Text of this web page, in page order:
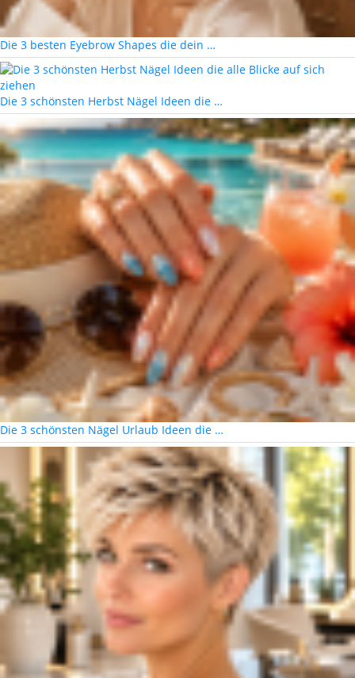
Die 3 besten Eyebrow Shapes die dein …
Die 3 schönsten Herbst Nägel Ideen die …
Die 3 schönsten Nägel Urlaub Ideen die …